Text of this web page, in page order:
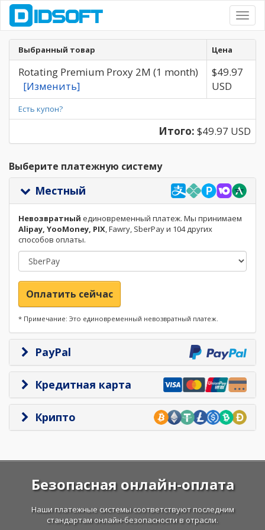
Выбранный товар Цена
Rotating Premium Proxy 2M (1 month)
[Изменить]
$49.97
USD
Есть купон?
Итого: $49.97 USD
Выберите платежную систему
Местный
Невозвратный единовременный платеж. Мы принимаем
Alipay, YooMoney, PIX, Fawry, SberPay и 104 других
способов оплаты.
Оплатить сейчас
* Примечание: Это единовременный невозвратный платеж.
PayPal
Кредитная карта
Крипто
Безопасная онлайн-оплата
Наши платежные системы соответствуют последним
стандартам онлайн-безопасности в отрасли.